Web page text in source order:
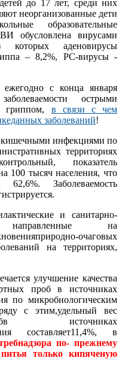
до 17 лет, среди них
неорганизованные дети
образовательные
обусловлена вирусами
которых аденовирусы
– 8,2%, РС-вирусы -
с конца января
острыми
гриппом, в связи с чем
заболеваний!
кишечными инфекциями по
территориях
показатель
100 тысяч населения, что
Заболеваемость
и санитарно-
направленные на
очаговых
на территориях,
улучшение качества
проб в источниках
по микробиологическим
с этим,удельный вес
источниках
составляет11,4%, в
по- прежнему
только кипяченую